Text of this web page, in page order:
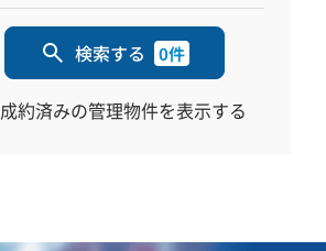
検索する 0件
成約済みの管理物件を表示する